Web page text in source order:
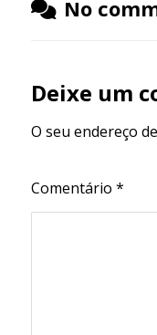
No
Deixe um
O seu endereço
Comentário *